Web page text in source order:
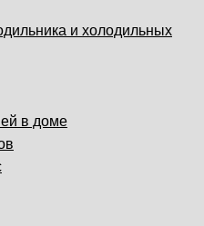
и холодильных
в доме